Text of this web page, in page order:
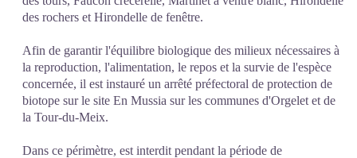
des rochers et Hirondelle de fenêtre.
Afin de garantir l'équilibre biologique des milieux nécessaires à
la reproduction, l'alimentation, le repos et la survie de l'espèce
concernée, il est instauré un arrêté préfectoral de protection de
biotope sur le site En Mussia sur les communes d'Orgelet et de
la Tour-du-Meix.
Dans ce périmètre, est interdit pendant la période de